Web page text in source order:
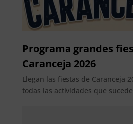
Programa grandes
Caranceja 2026
Llegan las fiestas de Caranceja
todas las actividades que